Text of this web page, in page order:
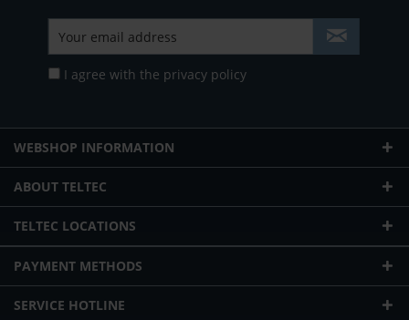
I agree with the privacy policy
WEBSHOP INFORMATION
ABOUT TELTEC
TELTEC LOCATIONS
PAYMENT METHODS
SERVICE HOTLINE